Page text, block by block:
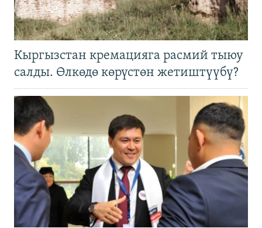
Кыргызстан кремацияга расмий тыюу
салды. Өлкөдө көрүстөн жетиштүүбү?